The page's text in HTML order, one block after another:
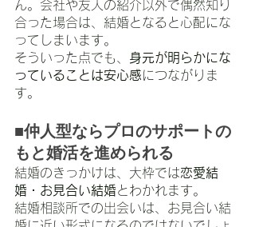
ん。会社や友人の紹介以外で偶然知り
合った場合は、結婚となると心配にな
ってしまいます。
そういった点でも、 身元が明らかにな
っていることは安心感につながりま
す。
■仲人型ならプロのサポートの
もと婚活を進められる
結婚のきっかけは、大枠では恋愛結
婚・お見合い結婚とわかれます。
結婚相談所での出会いは、お見合い結